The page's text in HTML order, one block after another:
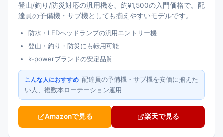
登山/釣り/防災対応の汎用機を、約¥1,500の入門価格で。配
達員の予備機・サブ機としても揃えやすいモデルです。
防水・LEDヘッドランプの汎用エントリー機
登山・釣り・防災にも転用可能
k-powerブランドの安定品質
こんな人におすすめ 配達員の予備機・サブ機を安価に揃えた
い人、複数本ローテーション運用
Amazonで見る 楽天で見る